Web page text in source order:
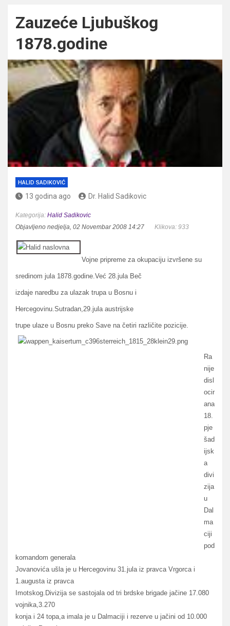
Zauzeće Ljubuškog
1878.godine
HALID SADIKOVIĆ
13 godina ago Dr. Halid Sadikovic
Kategorija: Halid Sadikovic
Objavljeno nedjelja, 02 Novembar 2008 14:27
Klikova: 933
Vojne pripreme za okupaciju izvršene su
sredinom jula 1878.godine.Već 28.jula Beč
izdaje naredbu za ulazak trupa u Bosnu i
Hercegovinu.Sutradan,29.jula austrijske
trupe ulaze u Bosnu preko Save na četiri različite pozicije.
Ra
nije
disl
ocir
ana
18.
pje
šad
ijsk
a
divi
zija
u
Dal
ma
ciji
pod
komandom generala
Jovanovića ušla je u Hercegovinu 31.jula iz pravca Vrgorca i
1.augusta iz pravca
Imotskog.Divizija se sastojala od tri brdske brigade jačine 17.080
vojnika,3.270
konja i 24 topa,a imala je u Dalmaciji i rezerve u jačini od 10.000